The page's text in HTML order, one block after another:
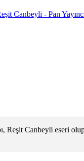
Canbeyli eseri